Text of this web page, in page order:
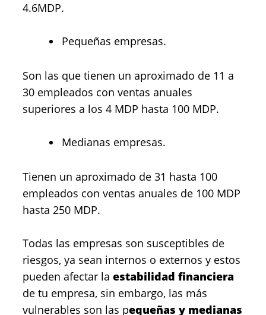
4.6MDP.
Pequeñas empresas.
Son las que tienen un aproximado de 11 a
30 empleados con ventas anuales
superiores a los 4 MDP hasta 100 MDP.
Medianas empresas.
Tienen un aproximado de 31 hasta 100
empleados con ventas anuales de 100 MDP
hasta 250 MDP.
Todas las empresas son susceptibles de
riesgos, ya sean internos o externos y estos
pueden afectar la estabilidad financiera
de tu empresa, sin embargo, las más
vulnerables son las pequeñas y medianas